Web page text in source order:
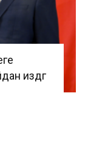
издөөгө